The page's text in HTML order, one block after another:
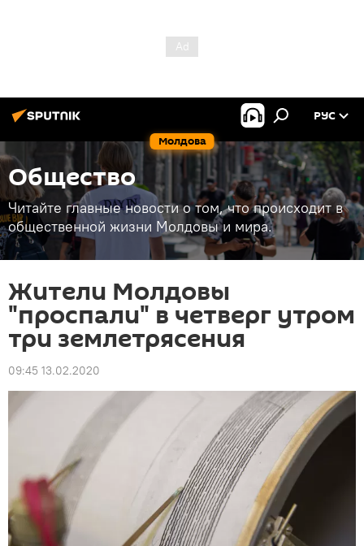
Молдова
РУС
Общество
Читайте главные новости о том, что происходит в
общественной жизни Молдовы и мира.
Жители Молдовы
"проспали" в четверг утром
три землетрясения
09:45 13.02.2020